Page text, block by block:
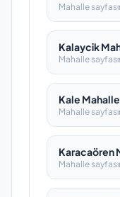
Mahalle
Kalaycik
Mahalle
Kale
Mahalle
Karacaören
Mahalle